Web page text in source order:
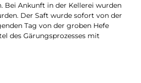
Bei Ankunft in der Kellerei wurden
Der Saft wurde sofort von der
Tag von der groben Hefe
des Gärungsprozesses mit